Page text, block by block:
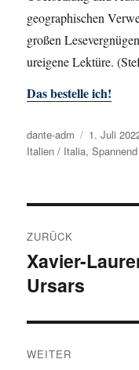
geographischen
großen
ureigene Lektüre.
Das bestelle ich!
Autor
dante-adm
am
1. Juli
Italien / Italia,Spannend
ZURÜCK
Vorheriger
Beitrag:
Xavier-
Ursars
WEITER